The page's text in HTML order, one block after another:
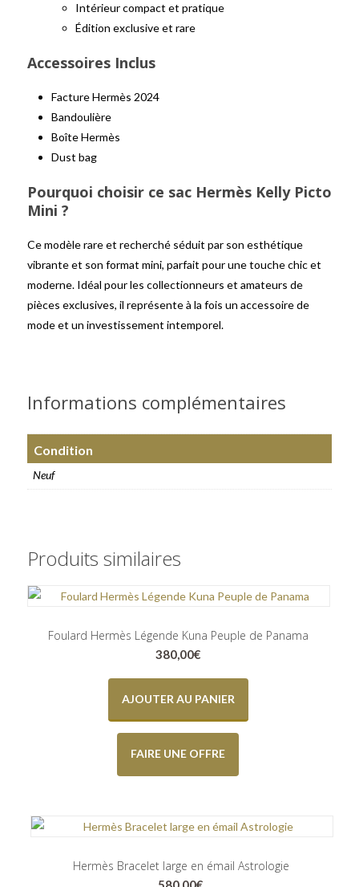
Intérieur compact et pratique
Édition exclusive et rare
Accessoires Inclus
Facture Hermès 2024
Bandoulière
Boîte Hermès
Dust bag
Pourquoi choisir ce sac Hermès Kelly Picto
Mini ?
Ce modèle rare et recherché séduit par son esthétique
vibrante et son format mini, parfait pour une touche chic et
moderne. Idéal pour les collectionneurs et amateurs de
pièces exclusives, il représente à la fois un accessoire de
mode et un investissement intemporel.
Informations complémentaires
Condition
Neuf
Produits similaires
Foulard Hermès Légende Kuna Peuple de Panama
380,00€
AJOUTER AU PANIER
FAIRE UNE OFFRE
Hermès Bracelet large en émail Astrologie